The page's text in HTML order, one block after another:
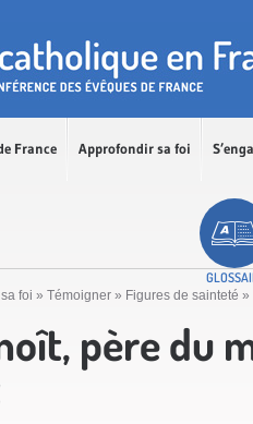
France Approfondir sa foi
foi » Témoigner » Figures de sainteté »
père du